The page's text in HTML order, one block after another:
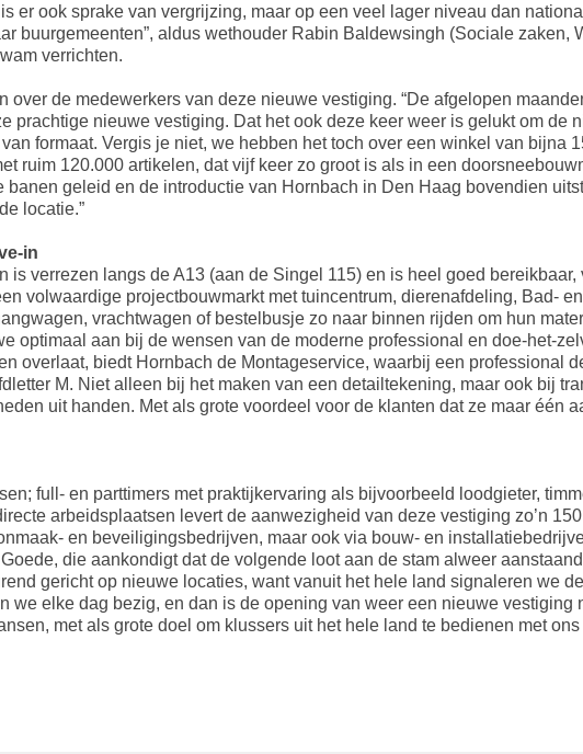
er ook sprake van vergrijzing, maar op een veel lager niveau dan
buurgemeenten”, aldus wethouder Rabin Baldewsingh (Sociale zaken,
verrichten.
de medewerkers van deze nieuwe vestiging. “De afgelopen
prachtige nieuwe vestiging. Dat het ook deze keer weer is gelukt om de
formaat. Vergis je niet, we hebben het toch over een winkel van bijna
ruim 120.000 artikelen, dat vijf keer zo groot is als in een
geleid en de introductie van Hornbach in Den Haag bovendien
locatie.”
in
verrezen langs de A13 (aan de Singel 115) en is heel goed bereikbaar,
volwaardige projectbouwmarkt met tuincentrum, dierenafdeling, Bad-
vrachtwagen of bestelbusje zo naar binnen rijden om hun
optimaal aan bij de wensen van de moderne professional en doe-het-
overlaat, biedt Hornbach de Montageservice, waarbij een professional
M. Niet alleen bij het maken van een detailtekening, maar ook bij
uit handen. Met als grote voordeel voor de klanten dat ze maar één
full- en parttimers met praktijkervaring als bijvoorbeeld loodgieter,
arbeidsplaatsen levert de aanwezigheid van deze vestiging zo’n
en beveiligingsbedrijven, maar ook via bouw- en
die aankondigt dat de volgende loot aan de stam alweer
gericht op nieuwe locaties, want vanuit het hele land signaleren we
we elke dag bezig, en dan is de opening van weer een nieuwe vestiging
met als grote doel om klussers uit het hele land te bedienen met